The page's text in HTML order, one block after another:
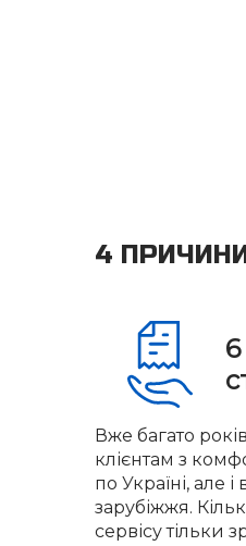
4
6
Вже багато
клієнтам з
по Україні, але
зарубіжжя.
сервісу тільки